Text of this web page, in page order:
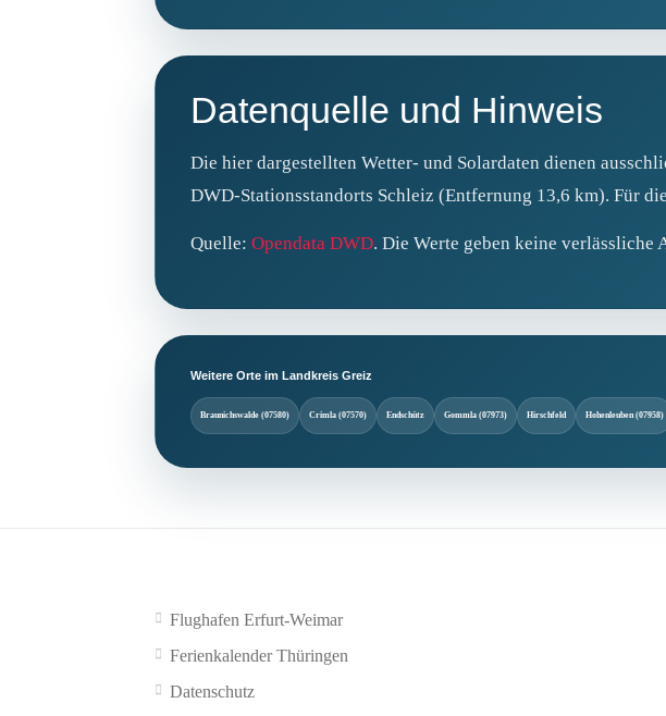
Datenquelle und Hinweis
Die hier dargestellten Wetter- und Solardaten dienen
DWD‑Stationsstandorts Schleiz (Entfernung 13,6 km). Für
Quelle: Opendata DWD. Die Werte geben keine verlässliche
Weitere Orte im Landkreis Greiz
Braunichswalde (07580) Crimla (07570) Endschütz Gommla (07973) Hirschfeld Hohenleuben (07958)
Flughafen Erfurt-Weimar
Ferienkalender Thüringen
Datenschutz